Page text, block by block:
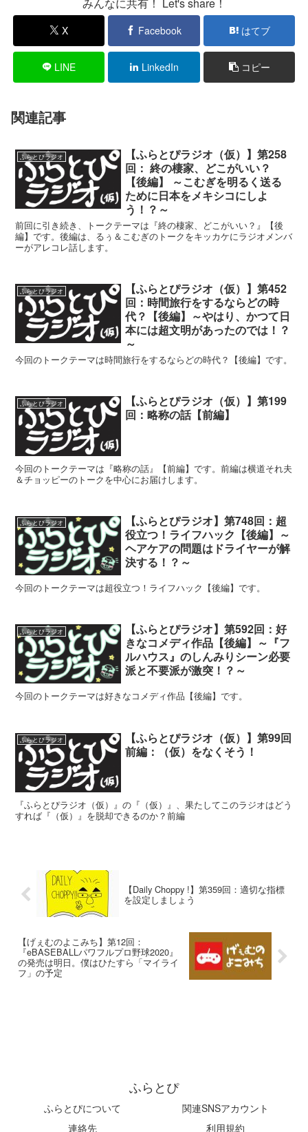
X Facebook はてブ
LINE LinkedIn コピー
関連記事
ふらとぴラジオ
【ふらとぴラジオ（仮）】第258
回： 終の棲家、どこがいい？
【後編】 ～こむぎを明るく送る
ために日本をメキシコにしよ
う！？～
前回に引き続き、トークテーマは『終の棲家、どこがいい？』【後
編】です。後編は、るぅ＆こむぎのトークをキッカケにラジオメンバ
ーがアレコレ話します。
ふらとぴラジオ
【ふらとぴラジオ（仮）】第452
回：時間旅行をするならどの時
代？【後編】～やはり、かつて日
本には超文明があったのでは！？
～
今回のトークテーマは時間旅行をするならどの時代？【後編】です。
ふらとぴラジオ
【ふらとぴラジオ（仮）】第199
回：略称の話【前編】
今回のトークテーマは『略称の話』【前編】です。前編は横道それ夫
＆チョッピーのトークを中心にお届けします。
ふらとぴラジオ
【ふらとぴラジオ】第748回：超
役立つ！ライフハック【後編】～
ヘアケアの問題はドライヤーが解
決する！？～
今回のトークテーマは超役立つ！ライフハック【後編】です。
ふらとぴラジオ
【ふらとぴラジオ】第592回：好
きなコメディ作品【後編】～『フ
ルハウス』のしんみりシーン必要
派と不要派が激突！？～
今回のトークテーマは好きなコメディ作品【後編】です。
ふらとぴラジオ
【ふらとぴラジオ（仮）】第99回
前編：（仮）をなくそう！
『ふらとぴラジオ（仮）』の『（仮）』、果たしてこのラジオはどう
すれば『（仮）』を脱却できるのか？前編
【Daily Choppy !】第359回：適切な指標
を設定しましょう
【げぇむのよこみち】第12回：
『eBASEBALLパワフルプロ野球2020』
の発売は明日。僕はひたすら「マイライ
フ」の予定
ふらとぴ
ふらとぴについて
関連SNSアカウント
連絡先
利用規約